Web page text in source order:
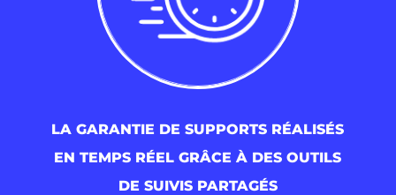
LA GARANTIE DE SUPPORTS RÉALISÉS
EN TEMPS RÉEL GRÂCE À DES OUTILS
DE SUIVIS PARTAGÉS